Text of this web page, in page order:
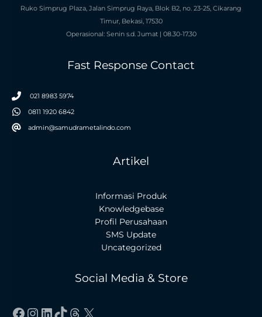
Ruko Simprug Plaza, Jalan Simprug Raya, Blok B2, no. 23-25, Cikarang
Timur, Bekasi, 17530
Operasional: Senin s.d. Jumat | 08.30-17.30
Fast Response Contact
021 8983 5974
0811 1920 6842
admin@samudrametalindo.com
Artikel
Informasi Produk
Knowledgebase
Profil Perusahaan
SMS Update
Uncategorized
Social Media & Store
Facebook
Instagram
LinkedIn
TikTok
Threads
X